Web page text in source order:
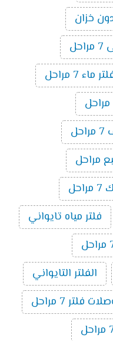
خزان
ماء 7 مراحل
مراحل
فلتر مياه تايواني
الفلتر التايواني
فلتر 7 مراحل